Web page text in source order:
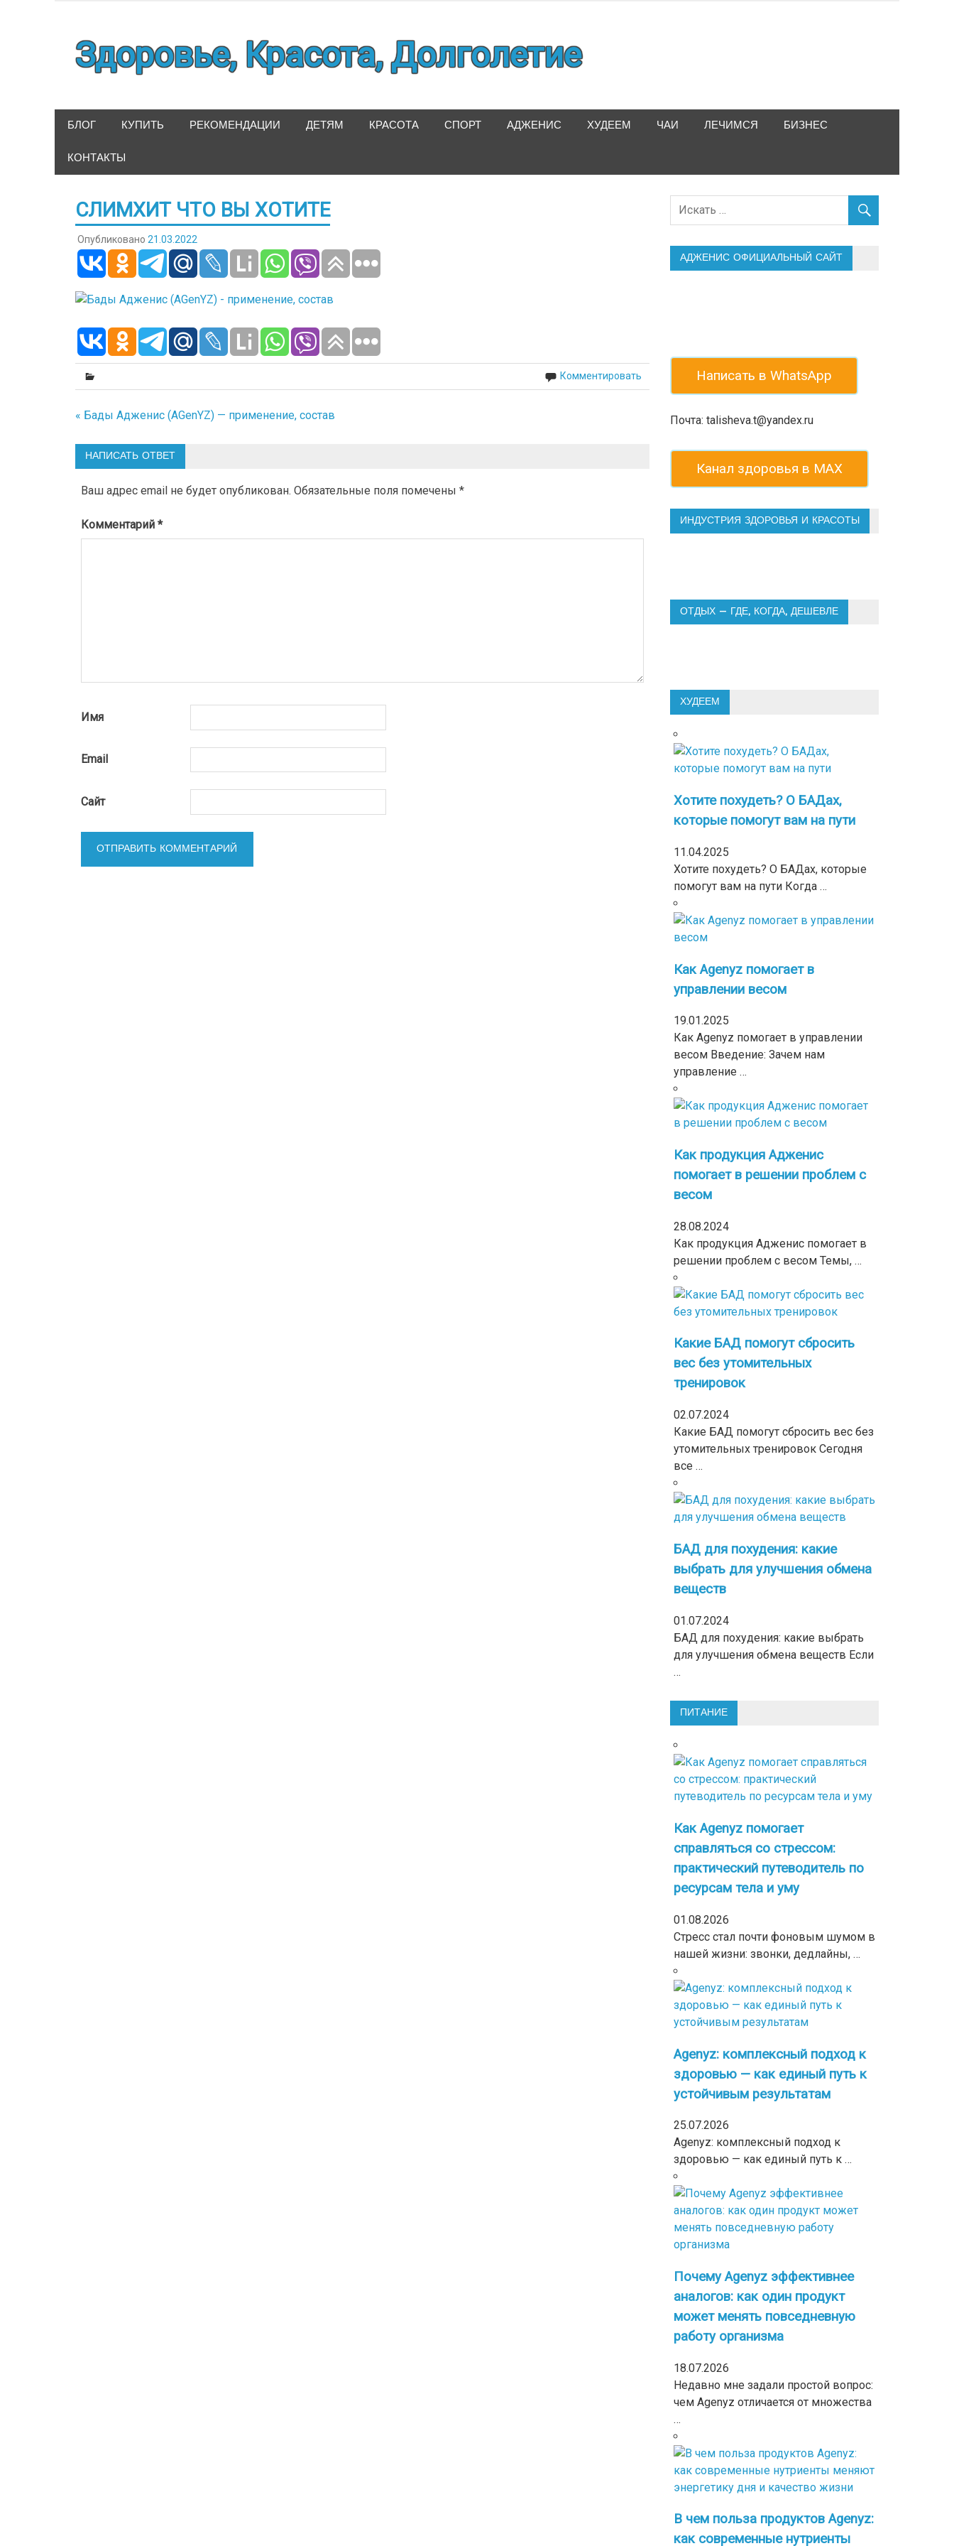
Здоровье, Красота, Долголетие
БЛОГ КУПИТЬ РЕКОМЕНДАЦИИ ДЕТЯМ КРАСОТА СПОРТ АДЖЕНИС ХУДЕЕМ ЧАИ ЛЕЧИМСЯ БИЗНЕС
КОНТАКТЫ
СЛИМХИТ ЧТО ВЫ ХОТИТЕ
Опубликовано 21.03.2022
Комментировать
Навигация
по
записям
« Бады Адженис (AGenYZ) — применение, состав
НАПИСАТЬ ОТВЕТ
Ваш адрес email не будет опубликован. Обязательные поля помечены *
Комментарий *
Имя
Email
Сайт
АДЖЕНИС ОФИЦИАЛЬНЫЙ САЙТ
Написать в WhatsApp
Почта: talisheva.t@yandex.ru
Канал здоровья в МАХ
ИНДУСТРИЯ ЗДОРОВЬЯ И КРАСОТЫ
ОТДЫХ — ГДЕ, КОГДА, ДЕШЕВЛЕ
ХУДЕЕМ
Хотите похудеть? О БАДах,
которые помогут вам на пути
11.04.2025
Хотите похудеть? О БАДах, которые
помогут вам на пути Когда …
Как Agenyz помогает в
управлении весом
19.01.2025
Как Agenyz помогает в управлении
весом Введение: Зачем нам
управление …
Как продукция Адженис
помогает в решении проблем с
весом
28.08.2024
Как продукция Адженис помогает в
решении проблем с весом Темы, …
Какие БАД помогут сбросить
вес без утомительных
тренировок
02.07.2024
Какие БАД помогут сбросить вес без
утомительных тренировок Сегодня
все …
БАД для похудения: какие
выбрать для улучшения обмена
веществ
01.07.2024
БАД для похудения: какие выбрать
для улучшения обмена веществ Если
…
ПИТАНИЕ
Как Agenyz помогает
справляться со стрессом:
практический путеводитель по
ресурсам тела и уму
01.08.2026
Стресс стал почти фоновым шумом в
нашей жизни: звонки, дедлайны, …
Agenyz: комплексный подход к
здоровью — как единый путь к
устойчивым результатам
25.07.2026
Agenyz: комплексный подход к
здоровью — как единый путь к …
Почему Agenyz эффективнее
аналогов: как один продукт
может менять повседневную
работу организма
18.07.2026
Недавно мне задали простой вопрос:
чем Agenyz отличается от множества
…
В чем польза продуктов Agenyz:
как современные нутриенты